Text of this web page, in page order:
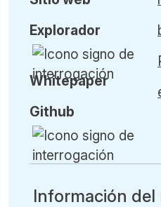
Explorador
Whitepaper
Github
Información del